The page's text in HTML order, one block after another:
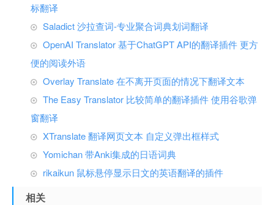
标翻译
Saladict 沙拉查词-专业聚合词典划词翻译
OpenAI Translator 基于ChatGPT API的翻译插件 更方
便的阅读外语
Overlay Translate 在不离开页面的情况下翻译文本
The Easy Translator 比较简单的翻译插件 使用谷歌弹
窗翻译
XTranslate 翻译网页文本 自定义弹出框样式
Yomichan 带Anki集成的日语词典
rikaikun 鼠标悬停显示日文的英语翻译的插件
相关